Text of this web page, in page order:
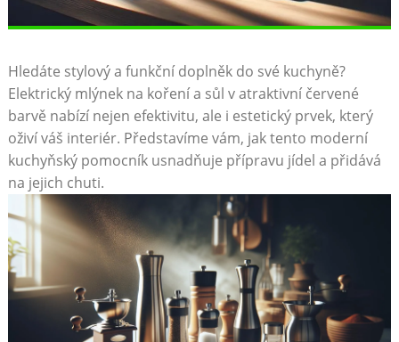
Hledáte⁣ stylový a funkční doplněk do své kuchyně?​
Elektrický ​mlýnek ⁣na koření a sůl v atraktivní červené⁢
barvě⁤ nabízí nejen efektivitu, ale i estetický prvek, který
oživí váš ​interiér.⁤ Představíme vám, jak tento moderní
kuchyňský ⁤pomocník ⁣usnadňuje přípravu jídel a přidává
na jejich chuti.